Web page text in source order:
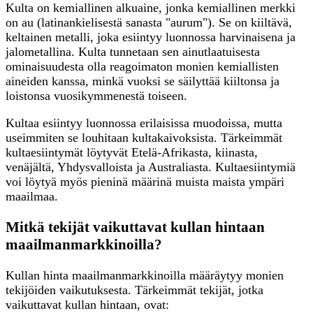
Kulta on kemiallinen alkuaine, jonka kemiallinen merkki
on au (latinankielisestä sanasta "aurum"). Se on kiiltävä,
keltainen metalli, joka esiintyy luonnossa harvinaisena ja
jalometallina. Kulta tunnetaan sen ainutlaatuisesta
ominaisuudesta olla reagoimaton monien kemiallisten
aineiden kanssa, minkä vuoksi se säilyttää kiiltonsa ja
loistonsa vuosikymmenestä toiseen.
Kultaa esiintyy luonnossa erilaisissa muodoissa, mutta
useimmiten se louhitaan kultakaivoksista. Tärkeimmät
kultaesiintymät löytyvät Etelä-Afrikasta, kiinasta,
venäjältä, Yhdysvalloista ja Australiasta. Kultaesiintymiä
voi löytyä myös pieninä määrinä muista maista ympäri
maailmaa.
Mitkä tekijät vaikuttavat kullan hintaan
maailmanmarkkinoilla?
Kullan hinta maailmanmarkkinoilla määräytyy monien
tekijöiden vaikutuksesta. Tärkeimmät tekijät, jotka
vaikuttavat kullan hintaan, ovat: